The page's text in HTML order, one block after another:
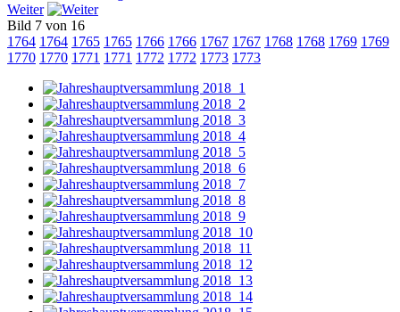
Weiter
Bild 7 von 16
1764 1764 1765 1765 1766 1766 1767 1767 1768 1768 1769 1769
1770 1770 1771 1771 1772 1772 1773 1773